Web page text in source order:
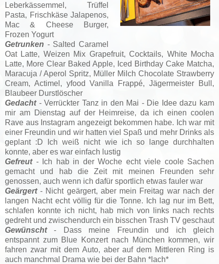
Leberkässemmel, Trüffel
Pasta, Frischkäse Jalapenos,
Mac & Cheese Burger,
Frozen Yogurt
Getrunken - Salted Caramel
Oat Latte, Weizen Mix Grapefruit, Cocktails, White Mocha
Latte, More Clear Baked Apple, Iced Birthday Cake Matcha,
Maracuja / Aperol Spritz, Müller Milch Chocolate Strawberry
Cream, Actimel, yfood Vanilla Frappé, Jägermeister Bull,
Blaubeer Durstlöscher
Gedacht- Verrückter Tanz in den Mai - Die Idee dazu kam
mir am Dienstag auf der Heimreise, da ich einen coolen
Rave aus Instagram angezeigt bekommen habe. Ich war mit
einer Freundin und wir hatten viel Spaß und mehr Drinks als
geplant :D Ich weiß nicht wie ich so lange durchhalten
konnte, aber es war einfach lustig
Gefreut- Ich hab in der Woche echt viele coole Sachen
gemacht und hab die Zeit mit meinen Freunden sehr
genossen, auch wenn ich dafür sportlich etwas fauler war
Geärgert- Nicht geärgert, aber mein Freitag war nach der
langen Nacht echt völlig für die Tonne. Ich lag nur im Bett,
schlafen konnte ich nicht, hab mich von links nach rechts
gedreht und zwischendurch ein bisschen Trash TV geschaut
Gewünscht- Dass meine Freundin und ich gleich
entspannt zum Blue Konzert nach München kommen, wir
fahren zwar mit dem Auto, aber auf dem Mittleren Ring is
auch manchmal Drama wie bei der Bahn *lach*